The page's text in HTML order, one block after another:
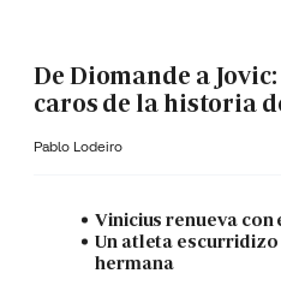
De Diomande a
caros de la historia
Pablo Lodeiro
Vinicius renueva con
Un atleta escurridizo
hermana